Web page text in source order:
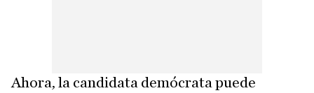
Ahora, la candidata demócrata puede